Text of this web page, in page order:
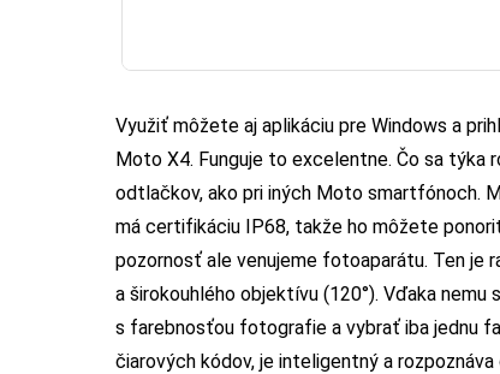
Využiť môžete aj aplikáciu pre Windows a
Moto X4. Funguje to excelentne. Čo sa týka
odtlačkov, ako pri iných Moto smartfónoch.
má certifikáciu IP68, takže ho môžete
pozornosť ale venujeme fotoaparátu. Ten je
a širokouhlého objektívu (120°). Vďaka
s farebnosťou fotografie a vybrať iba jednu
čiarových kódov, je inteligentný a